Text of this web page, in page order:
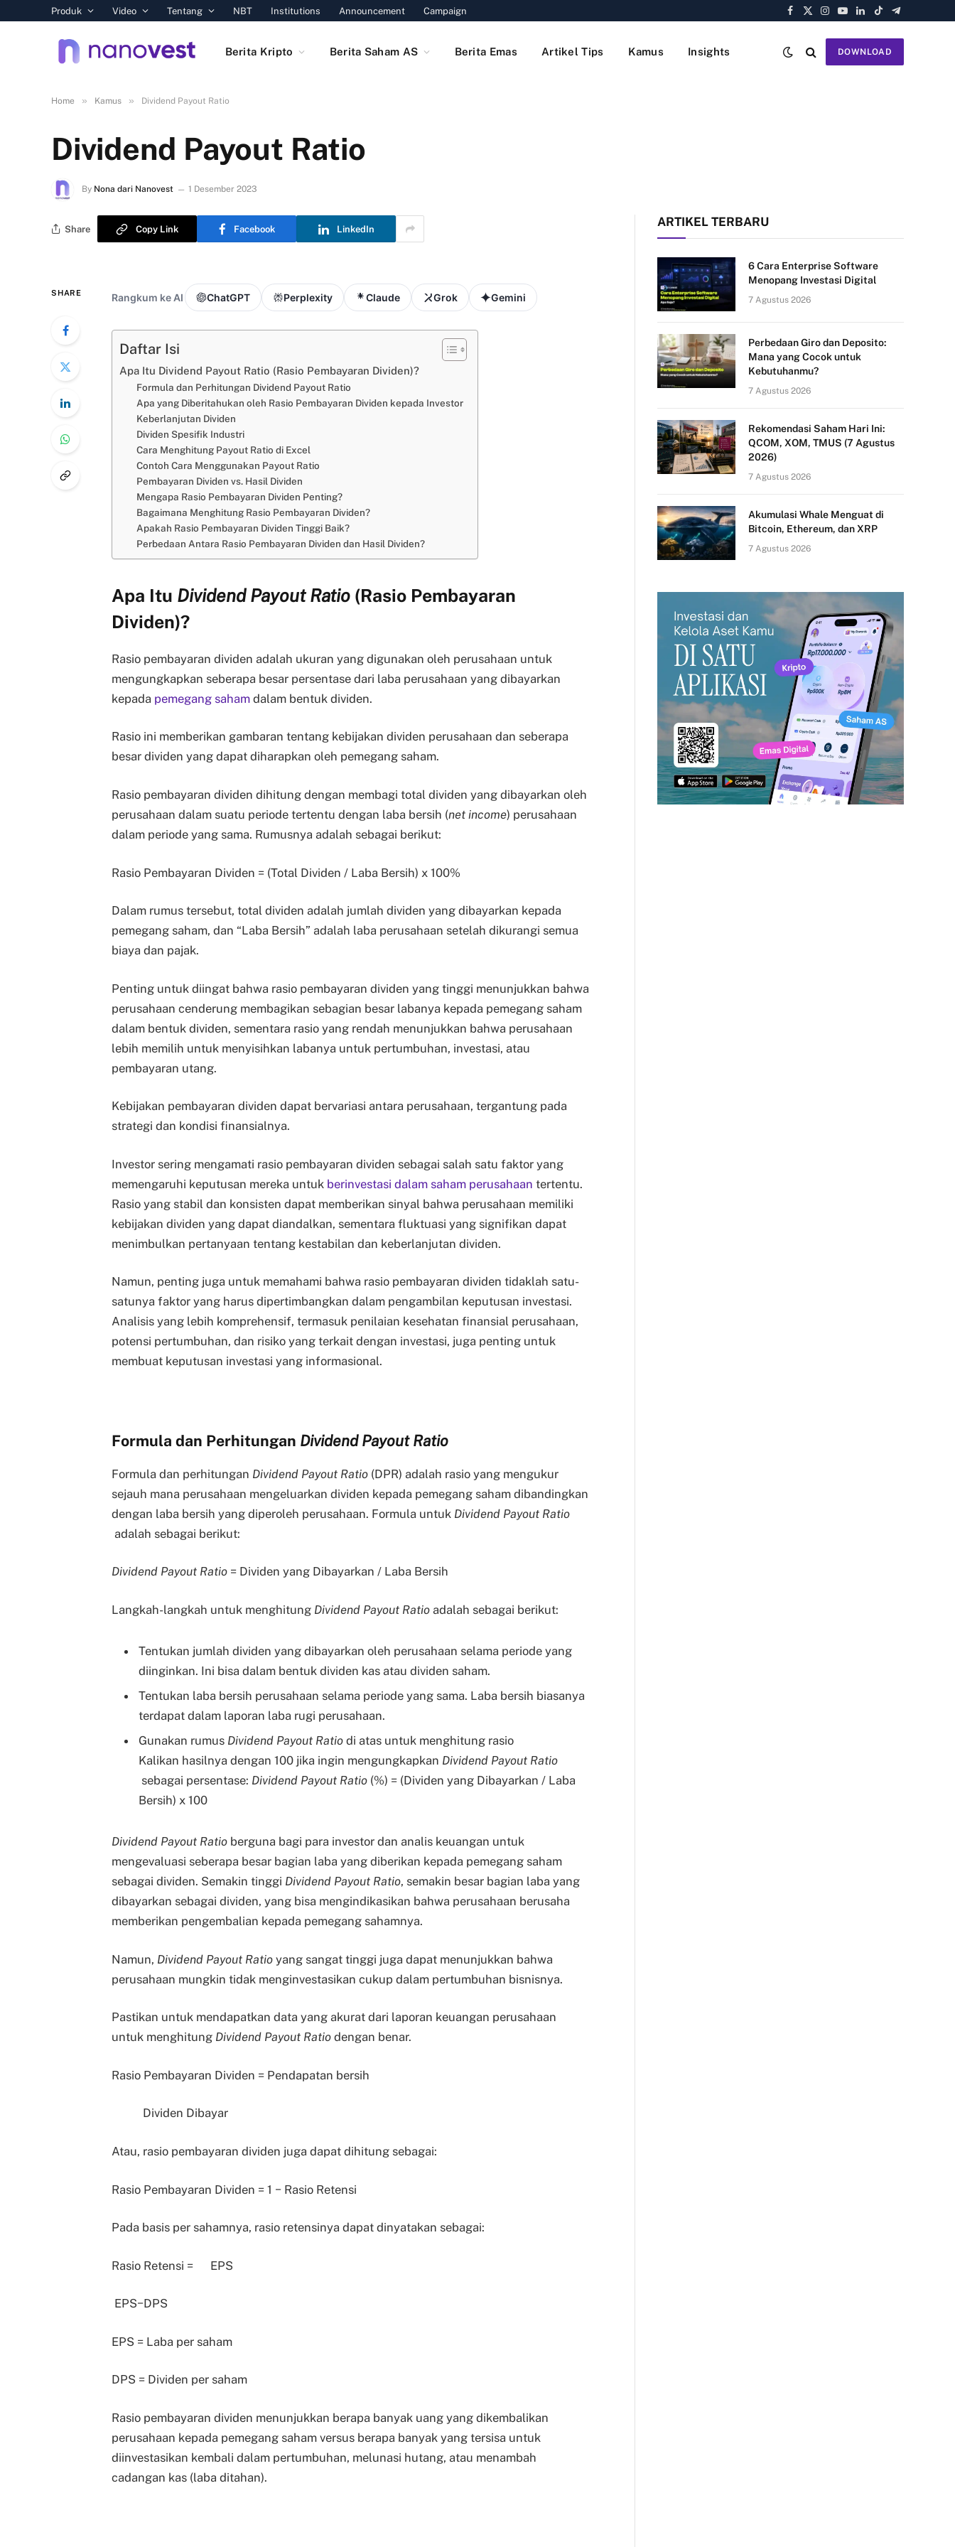
Produk Video Tentang NBT Institutions Announcement Campaign
Facebook
X
Instagram
YouTube
LinkedIn
TikTokTelegram
Berita Kripto Berita Saham AS Berita Emas Artikel Tips Kamus Insights DOWNLOAD
Home » Kamus » Dividend Payout Ratio
Dividend Payout Ratio
By Nona dari Nanovest 1 Desember 2023
Share Copy Link Facebook LinkedIn
SHARE Rangkum ke AI ChatGPT Perplexity Claude Grok Gemini
Daftar Isi
Apa Itu Dividend Payout Ratio (Rasio Pembayaran Dividen)?
Formula dan Perhitungan Dividend Payout Ratio
Apa yang Diberitahukan oleh Rasio Pembayaran Dividen kepada Investor
Keberlanjutan Dividen
Dividen Spesifik Industri
Cara Menghitung Payout Ratio di Excel
Contoh Cara Menggunakan Payout Ratio
Pembayaran Dividen vs. Hasil Dividen
Mengapa Rasio Pembayaran Dividen Penting?
Bagaimana Menghitung Rasio Pembayaran Dividen?
Apakah Rasio Pembayaran Dividen Tinggi Baik?
Perbedaan Antara Rasio Pembayaran Dividen dan Hasil Dividen?
Apa Itu Dividend Payout Ratio (Rasio Pembayaran
Dividen)?
Rasio pembayaran dividen adalah ukuran yang digunakan oleh perusahaan untuk
mengungkapkan seberapa besar persentase dari laba perusahaan yang dibayarkan
kepada pemegang saham dalam bentuk dividen.
Rasio ini memberikan gambaran tentang kebijakan dividen perusahaan dan seberapa
besar dividen yang dapat diharapkan oleh pemegang saham.
Rasio pembayaran dividen dihitung dengan membagi total dividen yang dibayarkan oleh
perusahaan dalam suatu periode tertentu dengan laba bersih (net income) perusahaan
dalam periode yang sama. Rumusnya adalah sebagai berikut:
Rasio Pembayaran Dividen = (Total Dividen / Laba Bersih) x 100%
Dalam rumus tersebut, total dividen adalah jumlah dividen yang dibayarkan kepada
pemegang saham, dan “Laba Bersih” adalah laba perusahaan setelah dikurangi semua
biaya dan pajak.
Penting untuk diingat bahwa rasio pembayaran dividen yang tinggi menunjukkan bahwa
perusahaan cenderung membagikan sebagian besar labanya kepada pemegang saham
dalam bentuk dividen, sementara rasio yang rendah menunjukkan bahwa perusahaan
lebih memilih untuk menyisihkan labanya untuk pertumbuhan, investasi, atau
pembayaran utang.
Kebijakan pembayaran dividen dapat bervariasi antara perusahaan, tergantung pada
strategi dan kondisi finansialnya.
Investor sering mengamati rasio pembayaran dividen sebagai salah satu faktor yang
memengaruhi keputusan mereka untuk berinvestasi dalam saham perusahaan tertentu.
Rasio yang stabil dan konsisten dapat memberikan sinyal bahwa perusahaan memiliki
kebijakan dividen yang dapat diandalkan, sementara fluktuasi yang signifikan dapat
menimbulkan pertanyaan tentang kestabilan dan keberlanjutan dividen.
Namun, penting juga untuk memahami bahwa rasio pembayaran dividen tidaklah satu-
satunya faktor yang harus dipertimbangkan dalam pengambilan keputusan investasi.
Analisis yang lebih komprehensif, termasuk penilaian kesehatan finansial perusahaan,
potensi pertumbuhan, dan risiko yang terkait dengan investasi, juga penting untuk
membuat keputusan investasi yang informasional.
Formula dan Perhitungan Dividend Payout Ratio
Formula dan perhitungan Dividend Payout Ratio (DPR) adalah rasio yang mengukur
sejauh mana perusahaan mengeluarkan dividen kepada pemegang saham dibandingkan
dengan laba bersih yang diperoleh perusahaan. Formula untuk Dividend Payout Ratio
adalah sebagai berikut:
Dividend Payout Ratio = Dividen yang Dibayarkan / Laba Bersih
Langkah-langkah untuk menghitung Dividend Payout Ratio adalah sebagai berikut:
Tentukan jumlah dividen yang dibayarkan oleh perusahaan selama periode yang
diinginkan. Ini bisa dalam bentuk dividen kas atau dividen saham.
Tentukan laba bersih perusahaan selama periode yang sama. Laba bersih biasanya
terdapat dalam laporan laba rugi perusahaan.
Gunakan rumus Dividend Payout Ratio di atas untuk menghitung rasio
Kalikan hasilnya dengan 100 jika ingin mengungkapkan Dividend Payout Ratio
sebagai persentase: Dividend Payout Ratio (%) = (Dividen yang Dibayarkan / Laba
Bersih) x 100
Dividend Payout Ratio berguna bagi para investor dan analis keuangan untuk
mengevaluasi seberapa besar bagian laba yang diberikan kepada pemegang saham
sebagai dividen. Semakin tinggi Dividend Payout Ratio, semakin besar bagian laba yang
dibayarkan sebagai dividen, yang bisa mengindikasikan bahwa perusahaan berusaha
memberikan pengembalian kepada pemegang sahamnya.
Namun, Dividend Payout Ratio yang sangat tinggi juga dapat menunjukkan bahwa
perusahaan mungkin tidak menginvestasikan cukup dalam pertumbuhan bisnisnya.
Pastikan untuk mendapatkan data yang akurat dari laporan keuangan perusahaan
untuk menghitung Dividend Payout Ratio dengan benar.
Rasio Pembayaran Dividen = Pendapatan bersih
Dividen Dibayar
Atau, rasio pembayaran dividen juga dapat dihitung sebagai:
Rasio Pembayaran Dividen = 1 − Rasio Retensi
Pada basis per sahamnya, rasio retensinya dapat dinyatakan sebagai:
Rasio Retensi = EPS
EPS−DPS
EPS = Laba per saham
DPS = Dividen per saham
Rasio pembayaran dividen menunjukkan berapa banyak uang yang dikembalikan
perusahaan kepada pemegang saham versus berapa banyak yang tersisa untuk
diinvestasikan kembali dalam pertumbuhan, melunasi hutang, atau menambah
cadangan kas (laba ditahan).
ARTIKEL TERBARU
6 Cara Enterprise Software
Menopang Investasi Digital
7 Agustus 2026
Perbedaan Giro dan Deposito:
Mana yang Cocok untuk
Kebutuhanmu?
7 Agustus 2026
Rekomendasi Saham Hari Ini:
QCOM, XOM, TMUS (7 Agustus
2026)
7 Agustus 2026
Akumulasi Whale Menguat di
Bitcoin, Ethereum, dan XRP
7 Agustus 2026